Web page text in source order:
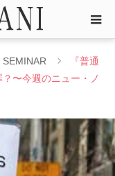
SEMINAR
『普通
〜今週のニュー・ノ